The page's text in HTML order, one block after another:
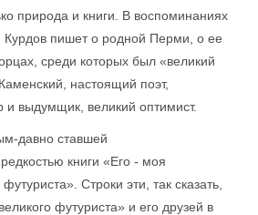
природа и книги. В воспоминаниях
пишет о родной Перми, о ее
среди которых был «великий
настоящий поэт,
и выдумщик, великий оптимист.
давно ставшей
книги «Его - моя
Строки эти, так сказать,
футуриста» и его друзей в